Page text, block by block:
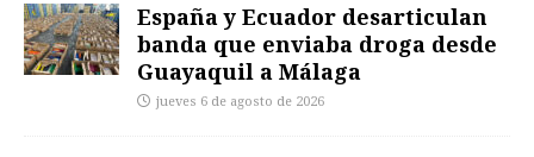
España y Ecuador desarticulan
banda que enviaba droga desde
Guayaquil a Málaga
jueves 6 de agosto de 2026